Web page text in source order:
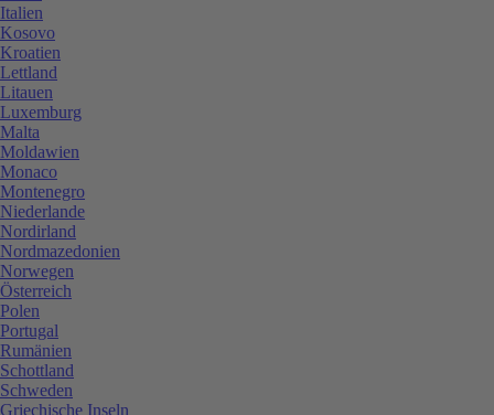
Italien
Kosovo
Kroatien
Lettland
Litauen
Luxemburg
Malta
Moldawien
Monaco
Montenegro
Niederlande
Nordirland
Nordmazedonien
Norwegen
Österreich
Polen
Portugal
Rumänien
Schottland
Schweden
Griechische Inseln